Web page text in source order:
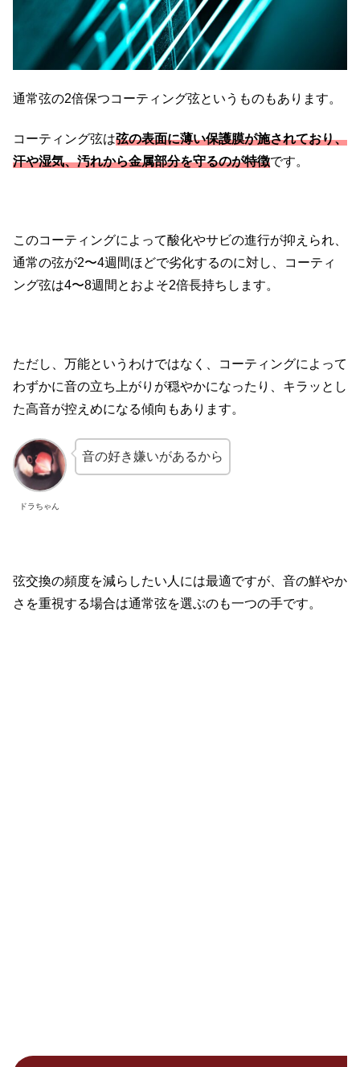
通常弦の2倍保つコーティング弦というものもあります。
コーティング弦は弦の表面に薄い保護膜が施されており、
汗や湿気、汚れから金属部分を守るのが特徴です。
このコーティングによって酸化やサビの進行が抑えられ、
通常の弦が2〜4週間ほどで劣化するのに対し、コーティ
ング弦は4〜8週間とおよそ2倍長持ちします。
ただし、万能というわけではなく、コーティングによって
わずかに音の立ち上がりが穏やかになったり、キラッとし
た高音が控えめになる傾向もあります。
ドラちゃん
音の好き嫌いがあるから
弦交換の頻度を減らしたい人には最適ですが、音の鮮やか
さを重視する場合は通常弦を選ぶのも一つの手です。